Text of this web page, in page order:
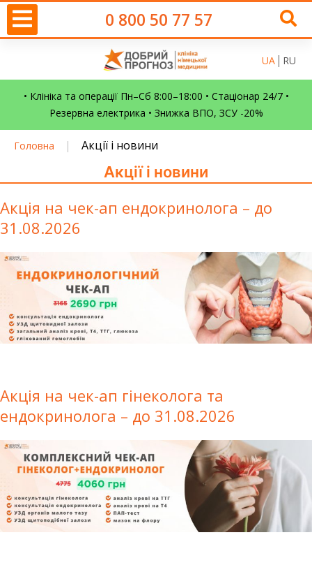
0 800 50 77 57
UA RU
• Клініка та операції Пн–Сб 8:00–18:00 • Стаціонар 24/7 •
Резервна електрика • Знижка ВПО, ЗСУ -20%
Головна | Акції і новини
Акції і новини
Акція на чек-ап ендокринолога – до
31.08.2026
Акція на чек-ап гінеколога та
ендокринолога – до 31.08.2026